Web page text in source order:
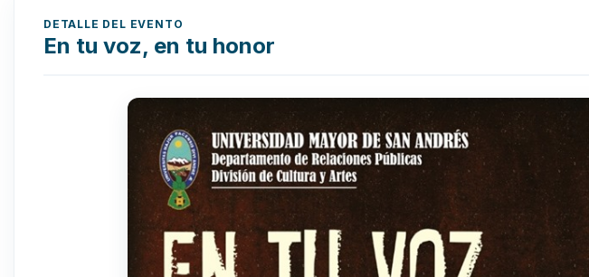
DETALLE DEL EVENTO
En tu voz, en tu honor